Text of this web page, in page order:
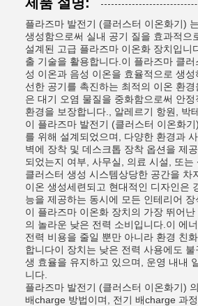
플라즈마 발전기 (클러스터 이온화기)
생성함으로써 실내 공기 질을 효과적으
설계된 고급 플라즈마 이온화 장치입니
출 기술을 활용합니다.이 플라즈마 클
성 이온과 음성 이온을 효율적으로 생
선한 공기를 촉진하는 최적의 이온 환
은 대기 오염 물질을 중화함으로써 안
환경을 보장합니다., 알레르기 항원, 박
이 플라즈마 발전기 (클러스터 이온화
를 위해 설계되었으며, 다양한 환경과
벽에 장착 및 데스크톱 장착 옵션을 제
되었는지 여부, 사무실, 의료 시설, 또는
클러스터 생성 시스템상당한 공간을 차
이온 생성세련되고 현대적인 디자인은
능을 제공하는 동시에 모든 인테리어 장
이 플라즈마 이온화 장치의 가장 뛰어
의 놀라운 낮은 전력 소비입니다.이 에
전력 비용을 줄일 뿐만 아니라 환경 친
합니다이 장치는 낮은 전력 사용에도
생 효율을 유지하고 있으며, 운영 내내
니다.
플라즈마 발전기 (클러스터 이온화기)
배charge 방법이며, 전기 배charge 과